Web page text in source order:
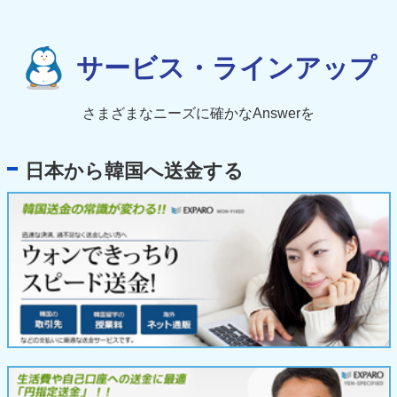
サービス・ラインアップ
さまざまなニーズに確かなAnswerを
日本から韓国へ送金する